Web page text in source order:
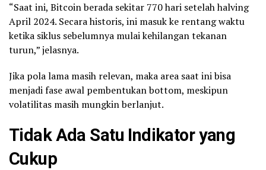
“Saat ini, Bitcoin berada sekitar 770 hari setelah halving
April 2024. Secara historis, ini masuk ke rentang waktu
ketika siklus sebelumnya mulai kehilangan tekanan
turun,” jelasnya.
Jika pola lama masih relevan, maka area saat ini bisa
menjadi fase awal pembentukan bottom, meskipun
volatilitas masih mungkin berlanjut.
Tidak Ada Satu Indikator yang
Cukup